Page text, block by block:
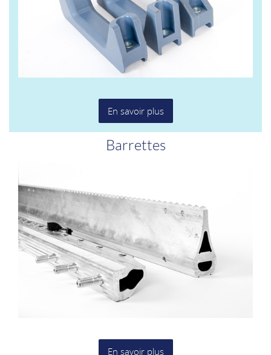
En savoir plus
Barrettes
En savoir plus